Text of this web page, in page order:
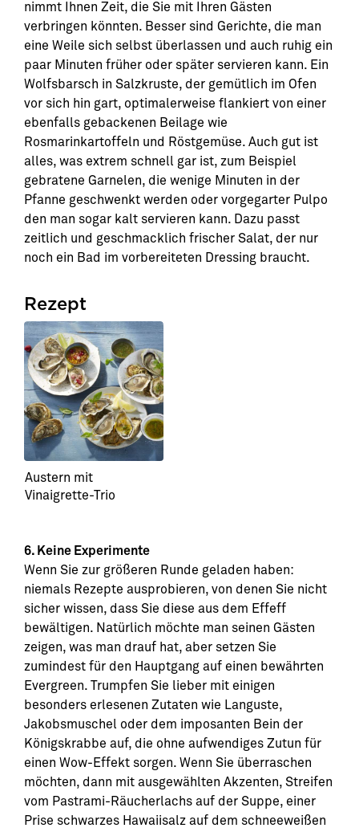
nimmt Ihnen Zeit, die Sie mit Ihren Gästen
verbringen könnten. Besser sind Gerichte, die man
eine Weile sich selbst überlassen und auch ruhig ein
paar Minuten früher oder später servieren kann. Ein
Wolfsbarsch in Salzkruste, der gemütlich im Ofen
vor sich hin gart, optimalerweise flankiert von einer
ebenfalls gebackenen Beilage wie
Rosmarinkartoffeln und Röstgemüse. Auch gut ist
alles, was extrem schnell gar ist, zum Beispiel
gebratene Garnelen, die wenige Minuten in der
Pfanne geschwenkt werden oder vorgegarter Pulpo
den man sogar kalt servieren kann. Dazu passt
zeitlich und geschmacklich frischer Salat, der nur
noch ein Bad im vorbereiteten Dressing braucht.
Rezept
Austern mit
Vinaigrette-Trio
6. Keine Experimente
Wenn Sie zur größeren Runde geladen haben:
niemals Rezepte ausprobieren, von denen Sie nicht
sicher wissen, dass Sie diese aus dem Effeff
bewältigen. Natürlich möchte man seinen Gästen
zeigen, was man drauf hat, aber setzen Sie
zumindest für den Hauptgang auf einen bewährten
Evergreen. Trumpfen Sie lieber mit einigen
besonders erlesenen Zutaten wie Languste,
Jakobsmuschel oder dem imposanten Bein der
Königskrabbe auf, die ohne aufwendiges Zutun für
einen Wow-Effekt sorgen. Wenn Sie überraschen
möchten, dann mit ausgewählten Akzenten, Streifen
vom Pastrami-Räucherlachs auf der Suppe, einer
Prise schwarzes Hawaiisalz auf dem schneeweißen